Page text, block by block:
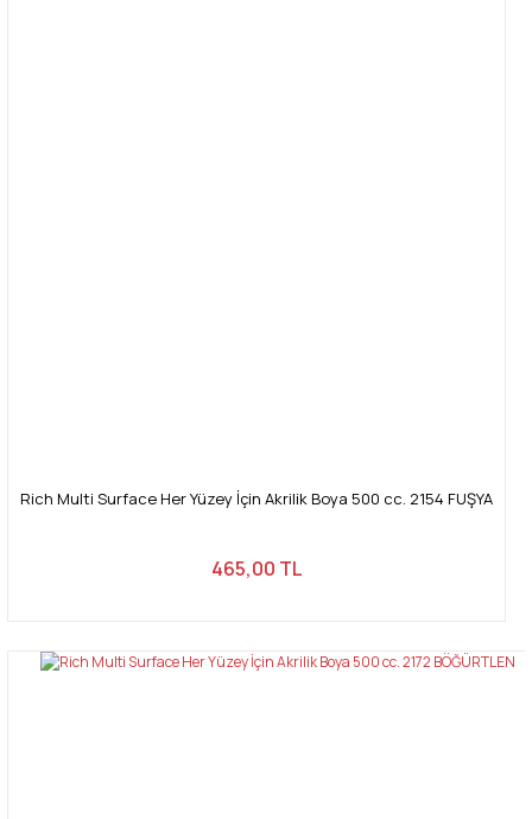
Rich Multi Surface Her Yüzey İçin Akrilik Boya 500 cc. 2154 FUŞYA
465,00 TL